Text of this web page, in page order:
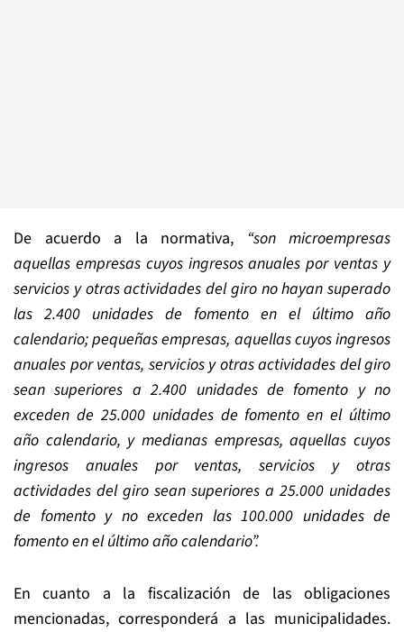
De acuerdo a la normativa, “son microempresas
aquellas empresas cuyos ingresos anuales por ventas y
servicios y otras actividades del giro no hayan superado
las 2.400 unidades de fomento en el último año
calendario; pequeñas empresas, aquellas cuyos ingresos
anuales por ventas, servicios y otras actividades del giro
sean superiores a 2.400 unidades de fomento y no
exceden de 25.000 unidades de fomento en el último
año calendario, y medianas empresas, aquellas cuyos
ingresos anuales por ventas, servicios y otras
actividades del giro sean superiores a 25.000 unidades
de fomento y no exceden las 100.000 unidades de
fomento en el último año calendario”.
En cuanto a la fiscalización de las obligaciones
mencionadas, corresponderá a las municipalidades.